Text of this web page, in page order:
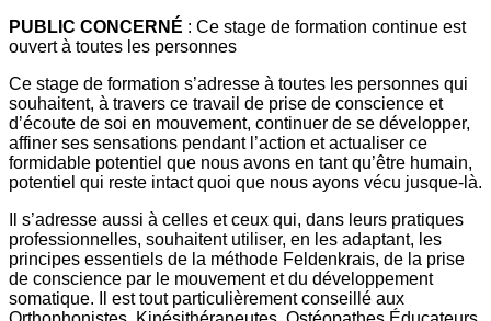
PUBLIC CONCERNÉ : Ce stage de formation continue est
ouvert à toutes les personnes
Ce stage de formation s’adresse à toutes les personnes qui
souhaitent, à travers ce travail de prise de conscience et
d’écoute de soi en mouvement, continuer de se développer,
affiner ses sensations pendant l’action et actualiser ce
formidable potentiel que nous avons en tant qu’être humain,
potentiel qui reste intact quoi que nous ayons vécu jusque-là.
Il s’adresse aussi à celles et ceux qui, dans leurs pratiques
professionnelles, souhaitent utiliser, en les adaptant, les
principes essentiels de la méthode Feldenkrais, de la prise
de conscience par le mouvement et du développement
somatique. Il est tout particulièrement conseillé aux